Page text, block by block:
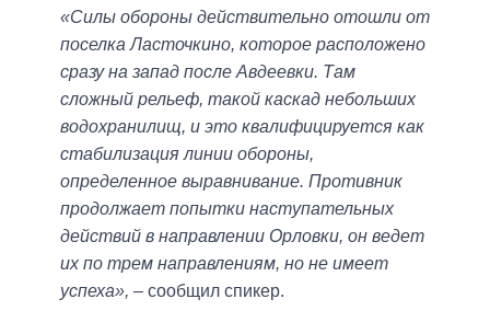
«Силы обороны действительно отошли от
поселка Ласточкино, которое расположено
сразу на запад после Авдеевки. Там
сложный рельеф, такой каскад небольших
водохранилищ, и это квалифицируется как
стабилизация линии обороны,
определенное выравнивание. Противник
продолжает попытки наступательных
действий в направлении Орловки, он ведет
их по трем направлениям, но не имеет
успеха», – сообщил спикер.